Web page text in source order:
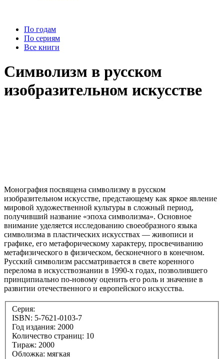
По годам
По сериям
Все книги
Символизм в русском
изобразительном искусстве
Монография посвящена символизму в русском
изобразительном искусстве, предстающему как яркое явление
мировой художественной культуры в сложный период,
получивший название «эпоха символизма». Основное
внимание уделяется исследованию своеобразного языка
символизма в пластических искусствах — живописи и
графике, его метафорическому характеру, просвечиванию
метафизического в физическом, бесконечного в конечном.
Русский символизм рассматривается в свете коренного
перелома в искусствознании в 1990-х годах, позволившего
принципиально по-новому оценить его роль и значение в
развитии отечественного и европейского искусства.
Серия:
ISBN: 5-7621-0103-7
Год издания: 2000
Количество страниц: 10
Тираж: 2000
Обложка: мягкая